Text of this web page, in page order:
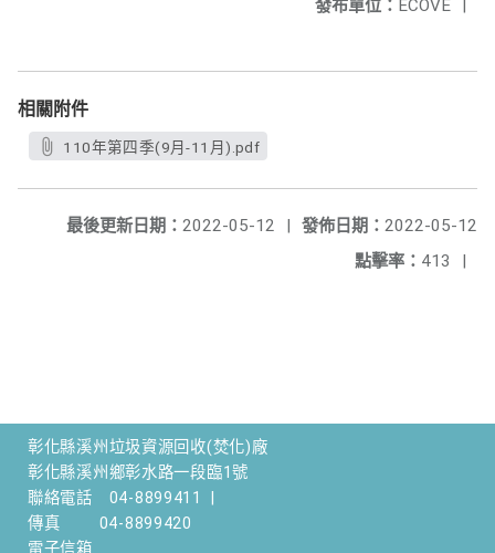
發布單位： ECOVE |
相關附件
110年第四季(9月-11月).pdf
發佈日期： 2022-05-12
最後更新日期： 2022-05-12
|
點擊率： 413 |
彰化縣溪州垃圾資源回收(焚化)廠
彰化縣溪州鄉彰水路一段臨1號
聯絡電話
04-8899411
傳真
04-8899420
電子信箱